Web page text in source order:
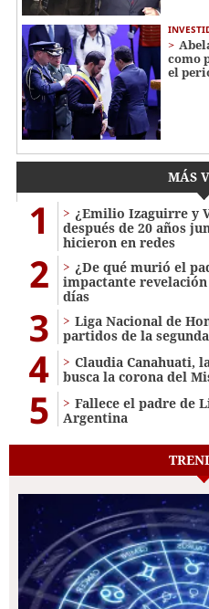
como
el
MÁS
1
¿Emilio Izaguirre y
después de 20 años
hicieron en redes
2
¿De qué murió el
impactante
días
3
Liga Nacional de
partidos de la
4
Claudia Canahuati,
busca la corona del
5
Fallece el padre de
Argentina